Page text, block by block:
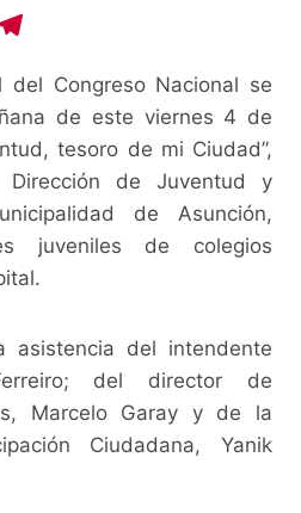
e
gr
a
m
del Congreso Nacional se
de este viernes 4 de
tesoro de mi Ciudad”,
de Juventud y
de Asunción,
juveniles de colegios
asistencia del intendente
del director de
Marcelo Garay y de la
Ciudadana, Yanik